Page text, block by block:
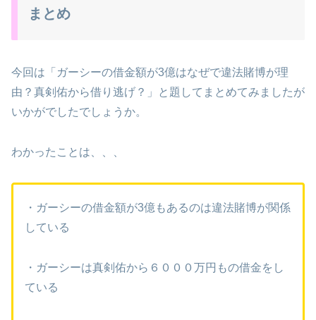
まとめ
今回は「ガーシーの借金額が3億はなぜで違法賭博が理
由？真剣佑から借り逃げ？」と題してまとめてみましたが
いかがでしたでしょうか。
わかったことは、、、
・ガーシーの借金額が3億もあるのは違法賭博が関係
している
・ガーシーは真剣佑から６０００万円もの借金をし
ている